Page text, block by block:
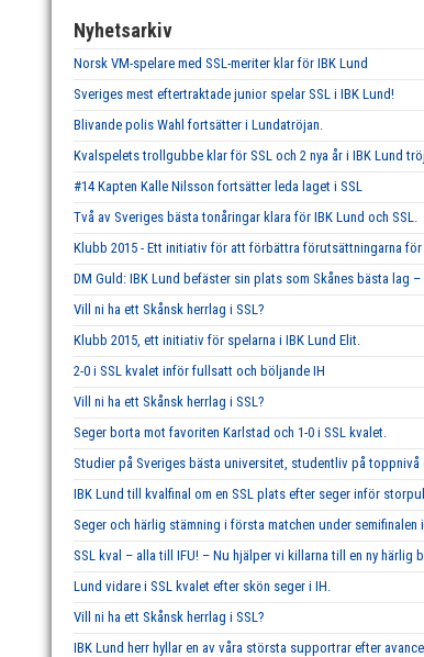
Nyhetsarkiv
Norsk VM-spelare med SSL-meriter klar för IBK Lund
Sveriges mest eftertraktade junior spelar SSL i IBK Lund!
Blivande polis Wahl fortsätter i Lundatröjan.
Kvalspelets trollgubbe klar för SSL och 2 nya år i IBK Lund
#14 Kapten Kalle Nilsson fortsätter leda laget i SSL
Två av Sveriges bästa tonåringar klara för IBK Lund och SSL.
Klubb 2015 - Ett initiativ för att förbättra förutsättningarna för
DM Guld: IBK Lund befäster sin plats som Skånes bästa lag
Vill ni ha ett Skånsk herrlag i SSL?
Klubb 2015, ett initiativ för spelarna i IBK Lund Elit.
2-0 i SSL kvalet inför fullsatt och böljande IH
Vill ni ha ett Skånsk herrlag i SSL?
Seger borta mot favoriten Karlstad och 1-0 i SSL kvalet.
Studier på Sveriges bästa universitet, studentliv på toppnivå
IBK Lund till kvalfinal om en SSL plats efter seger inför
Seger och härlig stämning i första matchen under
SSL kval – alla till IFU! – Nu hjälper vi killarna till en ny härlig
Lund vidare i SSL kvalet efter skön seger i IH.
Vill ni ha ett Skånsk herrlag i SSL?
IBK Lund herr hyllar en av våra största supportrar efter